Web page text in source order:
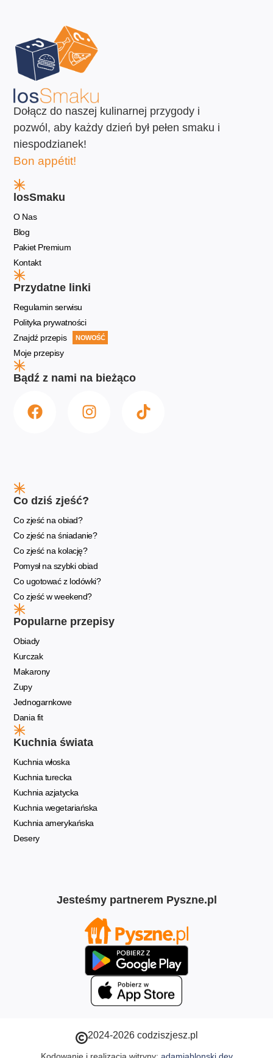
Dołącz do naszej kulinarnej przygody i
pozwól, aby każdy dzień był pełen smaku i
niespodzianek!
Bon appétit!
losSmaku
O Nas
Blog
Pakiet Premium
Kontakt
Przydatne linki
Regulamin serwisu
Polityka prywatności
Znajdź przepis
NOWOŚĆ
Moje przepisy
Bądź z nami na bieżąco
Co dziś zjeść?
Co zjeść na obiad?
Co zjeść na śniadanie?
Co zjeść na kolację?
Pomysł na szybki obiad
Co ugotować z lodówki?
Co zjeść w weekend?
Popularne przepisy
Obiady
Kurczak
Makarony
Zupy
Jednogarnkowe
Dania fit
Kuchnia świata
Kuchnia włoska
Kuchnia turecka
Kuchnia azjatycka
Kuchnia wegetariańska
Kuchnia amerykańska
Desery
Jesteśmy partnerem Pyszne.pl
2024-2026 codziszjesz.pl